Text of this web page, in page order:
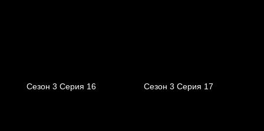
Сезон 3 Серия 16 Сезон 3 Серия 17